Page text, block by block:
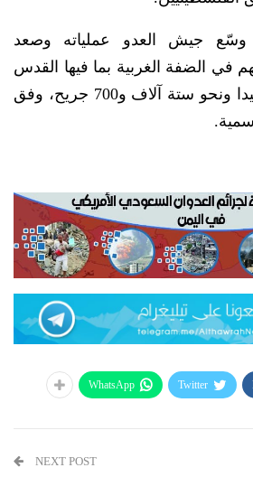
وسّع جيش العدو عملياته وصعد
في الضفة الغربية بما فيها القدس
ما أسفر عن 835 شهيدا ونحو ستة آلاف و700 جريح، وفق
Twitter
WhatsApp
NEXT POST